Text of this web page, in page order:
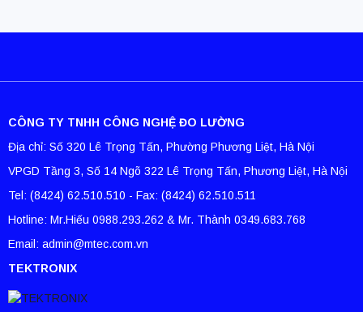
CÔNG TY TNHH CÔNG NGHỆ ĐO LƯỜNG
Địa chỉ: Số 320 Lê Trọng Tấn, Phường Phương Liệt, Hà Nội
VPGD Tầng 3, Số 14 Ngõ 322 Lê Trọng Tấn, Phương Liệt, Hà Nội
Tel: (8424) 62.510.510 - Fax: (8424) 62.510.511
Hotline: Mr.Hiếu 0988.293.262 & Mr. Thành 0349.683.768
Email: admin@mtec.com.vn
TEKTRONIX